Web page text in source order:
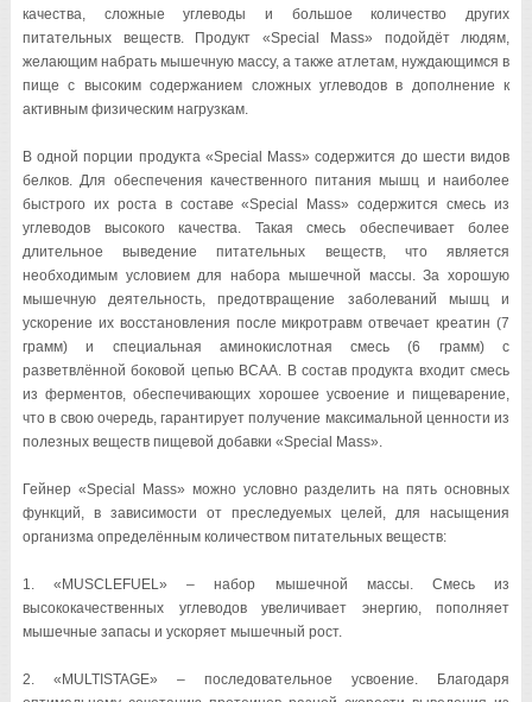
качества, сложные углеводы и большое количество других
питательных веществ. Продукт «Special Mass» подойдёт людям,
желающим набрать мышечную массу, а также атлетам, нуждающимся в
пище с высоким содержанием сложных углеводов в дополнение к
активным физическим нагрузкам.
В одной порции продукта «Special Mass» содержится до шести видов
белков. Для обеспечения качественного питания мышц и наиболее
быстрого их роста в составе «Special Mass» содержится смесь из
углеводов высокого качества. Такая смесь обеспечивает более
длительное выведение питательных веществ, что является
необходимым условием для набора мышечной массы. За хорошую
мышечную деятельность, предотвращение заболеваний мышц и
ускорение их восстановления после микротравм отвечает креатин (7
грамм) и специальная аминокислотная смесь (6 грамм) с
разветвлённой боковой цепью BCAA. В состав продукта входит смесь
из ферментов, обеспечивающих хорошее усвоение и пищеварение,
что в свою очередь, гарантирует получение максимальной ценности из
полезных веществ пищевой добавки «Special Mass».
Гейнер «Special Mass» можно условно разделить на пять основных
функций, в зависимости от преследуемых целей, для насыщения
организма определённым количеством питательных веществ:
1. «MUSCLEFUEL» – набор мышечной массы. Смесь из
высококачественных углеводов увеличивает энергию, пополняет
мышечные запасы и ускоряет мышечный рост.
2. «MULTISTAGE» – последовательное усвоение. Благодаря